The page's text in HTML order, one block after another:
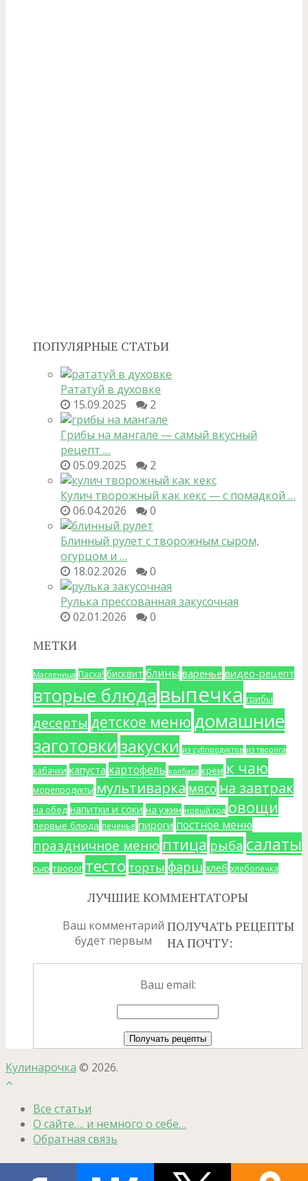
ПОПУЛЯРНЫЕ СТАТЬИ
Рататуй в духовке
15.09.2025
2
Грибы на мангале — самый вкусный
рецепт …
05.09.2025
2
Кулич творожный как кекс — с помадкой …
06.04.2026
0
Блинный рулет с творожным сыром,
огурцом и …
18.02.2026
0
Рулька прессованная закусочная
02.01.2026
0
МЕТКИ
Масленица Пасха! бисквит блины варенье видео-рецепт
вторые блюдавыпечка грибы
десерты детское меню домашние
заготовкизакуски из субпродуктов из творога
кабачки капуста картофель колбаса крем к чаю
морепродукты мультиварка мясо на завтрак
на обед напитки и соки на ужин новый год овощи
первые блюда печенье пироги постное меню
праздничное меню птица рыба салаты
сыр творог тесто торты фарш хлеб хлебопечка
ЛУЧШИЕ КОММЕНТАТОРЫ
Ваш комментарий
будет первым
ПОЛУЧАТЬ РЕЦЕПТЫ
НА ПОЧТУ:
Ваш email:
Кулинарочка © 2026.
Все статьи
О сайте…. и немного о себе…
Обратная связь